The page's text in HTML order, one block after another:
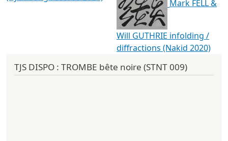
Mark FELL &
Will GUTHRIE infolding /
diffractions (Nakid 2020)
TJS DISPO : TROMBE bête noire (STNT 009)